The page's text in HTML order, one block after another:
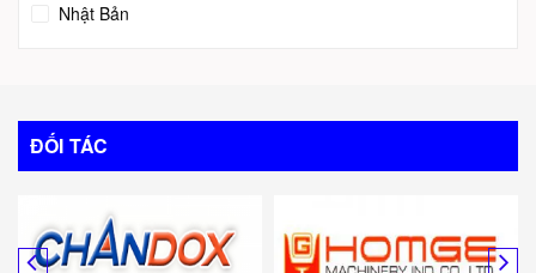
Nhật Bản
Italy
ĐỐI TÁC